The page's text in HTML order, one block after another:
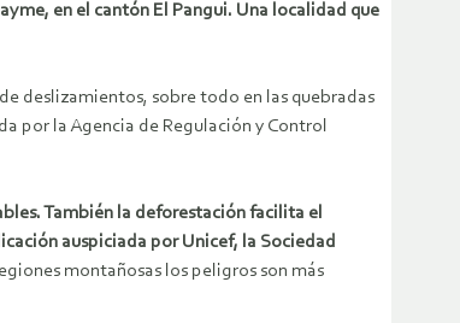
en el cantón El Pangui. Una localidad que
deslizamientos, sobre todo en las quebradas
por la Agencia de Regulación y Control
También la deforestación facilita el
auspiciada por Unicef, la Sociedad
montañosas los peligros son más